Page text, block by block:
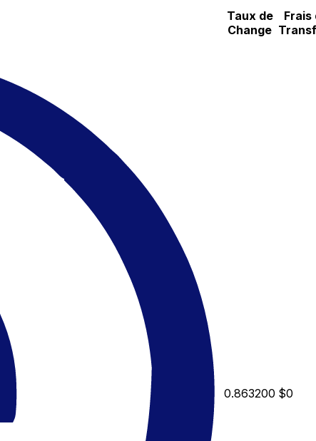
Taux de
Change
Frais
0.863200 $0